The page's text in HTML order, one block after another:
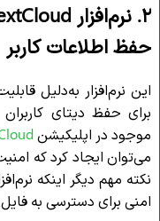
حفظ اطلاعات کاربر
این نرم‌افزار به‌‌دلیل
برای حفظ دیتای
موجود در اپلیکیشن
می‌توان ایجاد کرد که
نکته مهم دیگر اینکه
امنی برای دسترسی به